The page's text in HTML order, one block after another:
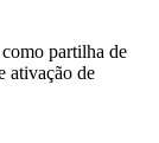
partilha de
ativação de